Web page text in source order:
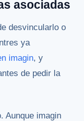
asociadas
desvincularlo o
ya
imagin, y
de pedir la
Aunque imagin